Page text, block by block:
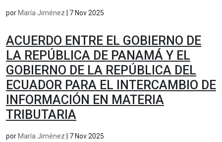
por María Jiménez 7 Nov 2025
ACUERDO ENTRE EL GOBIERNO DE
LA REPÚBLICA DE PANAMÁ Y EL
GOBIERNO DE LA REPÚBLICA DEL
ECUADOR PARA EL INTERCAMBIO DE
INFORMACIÓN EN MATERIA
TRIBUTARIA
por María Jiménez 7 Nov 2025